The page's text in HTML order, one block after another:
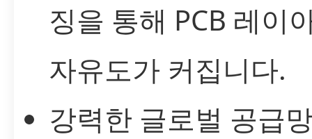
징을 통해 PCB 레이
자유도가 커집니다.
강력한 글로벌 공급